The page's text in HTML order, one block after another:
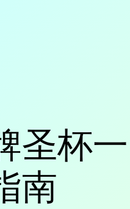
圣杯
南